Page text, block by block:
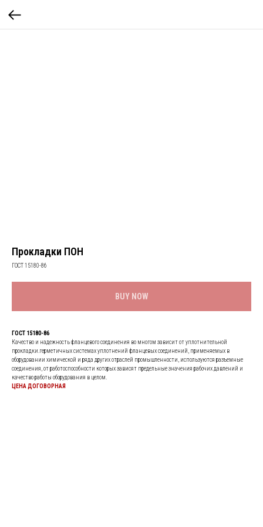
Прокладки ПОН
ГОСТ 15180-86
BUY NOW
ГОСТ 15180-86
Качество и надежность фланцевого соединения во многом зависит от уплотнительной
прокладки.герметичных системах уплотнений фланцевых соединений, применяемых в
оборудовании химической и ряда других отраслей промышленности, используются разъемные
соединения, от работоспособности которых зависят предельные значения рабочих давлений и
качество работы оборудования в целом.
ЦЕНА ДОГОВОРНАЯ